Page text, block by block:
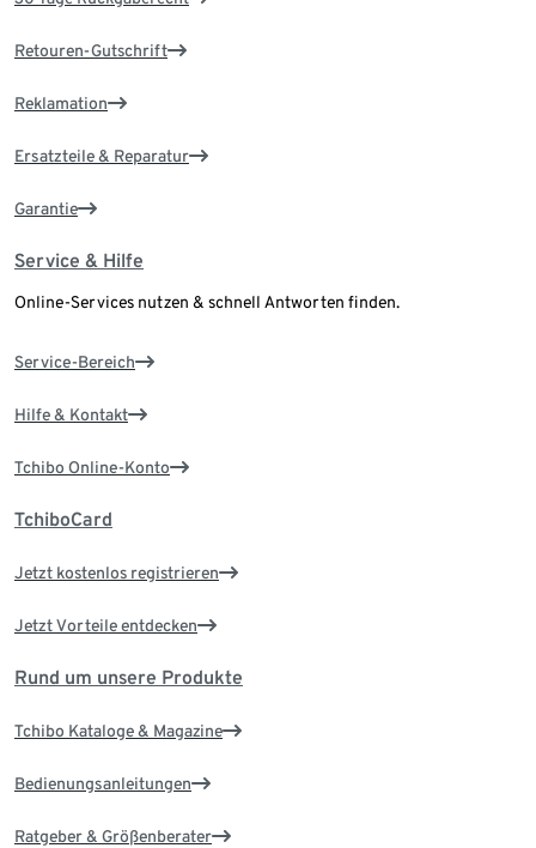
Retouren-Gutschrift
Reklamation
Ersatzteile & Reparatur
Garantie
Service & Hilfe
Online-Services nutzen & schnell Antworten finden.
Service-Bereich
Hilfe & Kontakt
Tchibo Online-Konto
TchiboCard
Jetzt kostenlos registrieren
Jetzt Vorteile entdecken
Rund um unsere Produkte
Tchibo Kataloge & Magazine
Bedienungsanleitungen
Ratgeber & Größenberater